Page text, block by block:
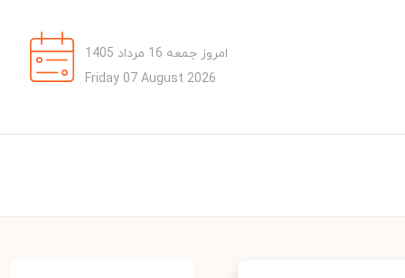
امروز جمعه 16 مرداد 1405
Friday 07 August 2026